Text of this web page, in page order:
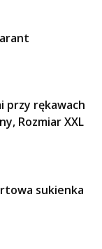
przy rękawach
Rozmiar XXL
sukienka